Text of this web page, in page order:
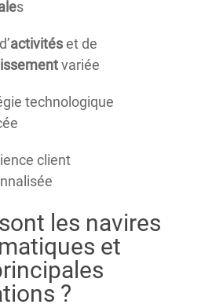
s
activitéset de
variée
technologique
client
les navires
et
?